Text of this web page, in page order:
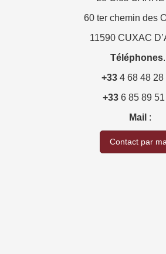
60 ter chemin des
11590 CUXAC
Téléphones
+33 4 68 48 28
+33 6 85 89
Mail :
Contact par